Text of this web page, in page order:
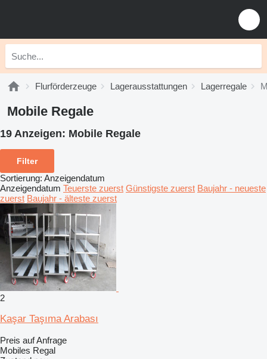
Flurförderzeuge Lagerausstattungen Lagerregale
Mobile Regale
19 Anzeigen: Mobile Regale
Filter
Sortierung: Anzeigendatum
Anzeigendatum Teuerste zuerst Günstigste zuerst Baujahr - neueste
zuerst Baujahr - älteste zuerst
2
Kaşar Taşıma Arabası
Preis auf Anfrage
Mobiles Regal